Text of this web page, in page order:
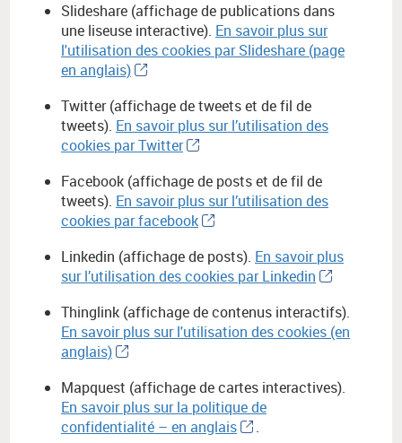
Slideshare (affichage de publications dans
une liseuse interactive). En savoir plus sur
l'utilisation des cookies par Slideshare (page
en anglais)
Twitter (affichage de tweets et de fil de
tweets). En savoir plus sur l’utilisation des
cookies par Twitter
Facebook (affichage de posts et de fil de
tweets). En savoir plus sur l’utilisation des
cookies par facebook
Linkedin (affichage de posts). En savoir plus
sur l’utilisation des cookies par Linkedin
Thinglink (affichage de contenus interactifs).
En savoir plus sur l'utilisation des cookies (en
anglais)
Mapquest (affichage de cartes interactives).
En savoir plus sur la politique de
confidentialité – en anglais
.